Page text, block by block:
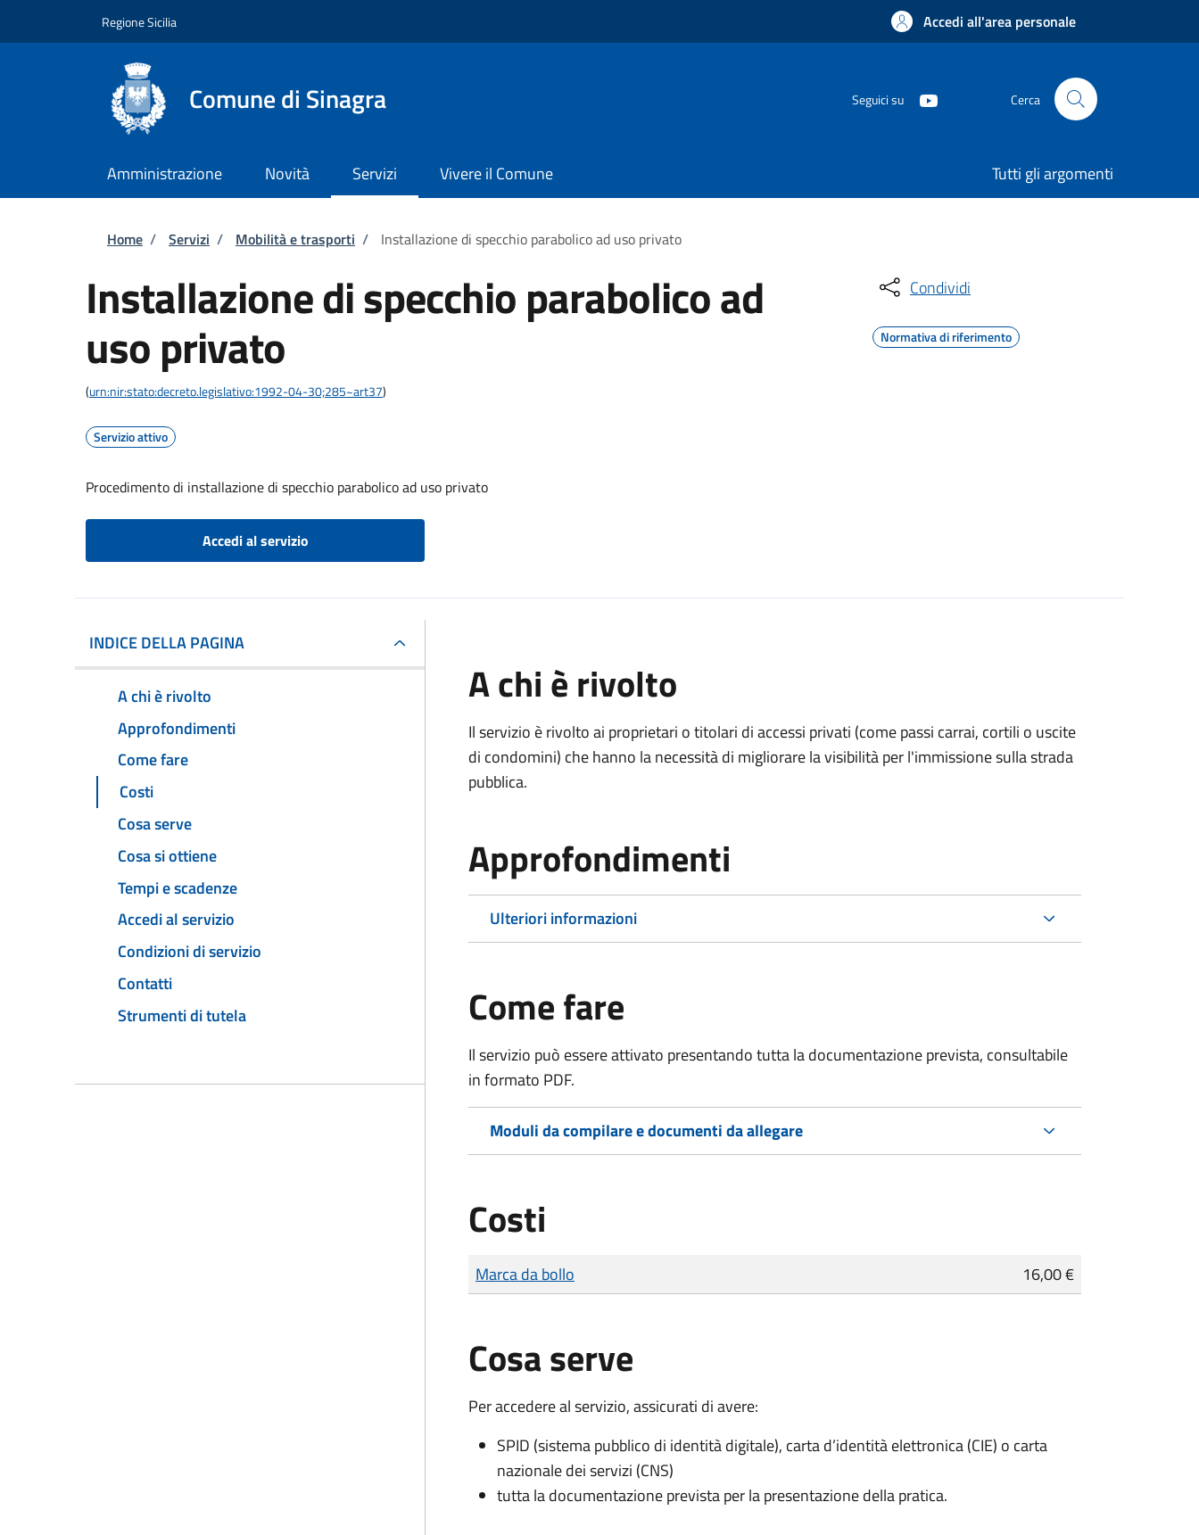
Regione Sicilia Accedi all'area personale
Comune di Sinagra Seguici su Cerca
Amministrazione Novità Servizi Vivere il Comune Tutti gli argomenti
Briciole di pane
Home / Servizi / Mobilità e trasporti / Installazione di specchio parabolico ad uso privato
Installazione di specchio parabolico ad
uso privato
(urn:nir:stato:decreto.legislativo:1992-04-30;285~art37)
Servizio attivo
Procedimento di installazione di specchio parabolico ad uso privato
Accedi al servizio
Condividi
Normativa di riferimento
INDICE DELLA PAGINA
A chi è rivolto
Approfondimenti
Come fare
Costi
Cosa serve
Cosa si ottiene
Tempi e scadenze
Accedi al servizio
Condizioni di servizio
Contatti
Strumenti di tutela
A chi è rivolto
Il servizio è rivolto ai proprietari o titolari di accessi privati (come passi carrai, cortili o uscite
di condomini) che hanno la necessità di migliorare la visibilità per l'immissione sulla strada
pubblica.
Approfondimenti
Ulteriori informazioni
Come fare
Il servizio può essere attivato presentando tutta la documentazione prevista, consultabile
in formato PDF.
Moduli da compilare e documenti da allegare
Costi
Tipo di pagamento
Importo
Marca da bollo 16,00 €
Cosa serve
Per accedere al servizio, assicurati di avere:
SPID (sistema pubblico di identità digitale), carta d’identità elettronica (CIE) o carta
nazionale dei servizi (CNS)
tutta la documentazione prevista per la presentazione della pratica.